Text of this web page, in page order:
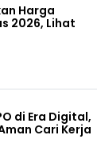
Harga
2026, Lihat
di Era Digital,
Cari Kerja